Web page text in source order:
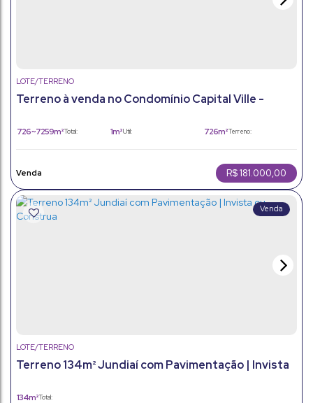
Terreno à venda no Condomínio Capital Ville -
LOTE/TERRENO
R$181.000,00
Total:
726 ~ 7259m² Útil:
1m² Terreno:
726m²
Terreno 134m² Jundiaí com Pavimentação | Invista
LOTE/TERRENO
Total:
134m²